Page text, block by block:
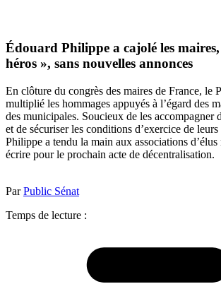
Édouard Philippe a cajolé les maires,
héros », sans nouvelles annonces
En clôture du congrès des maires de France, le
multiplié les hommages appuyés à l’égard des
des municipales. Soucieux de les accompagner
et de sécuriser les conditions d’exercice de
Philippe a tendu la main aux associations d’élus
écrire pour le prochain acte de décentralisation.
ParPublic Sénat
Temps de lecture :